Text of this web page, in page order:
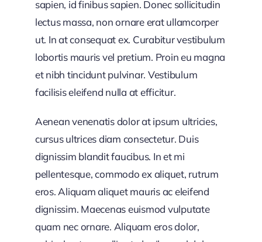
sapien, id finibus sapien. Donec sollicitudin
lectus massa, non ornare erat ullamcorper
ut. In at consequat ex. Curabitur vestibulum
lobortis mauris vel pretium. Proin eu magna
et nibh tincidunt pulvinar. Vestibulum
facilisis eleifend nulla at efficitur.
Aenean venenatis dolor at ipsum ultricies,
cursus ultrices diam consectetur. Duis
dignissim blandit faucibus. In et mi
pellentesque, commodo ex aliquet, rutrum
eros. Aliquam aliquet mauris ac eleifend
dignissim. Maecenas euismod vulputate
quam nec ornare. Aliquam eros dolor,